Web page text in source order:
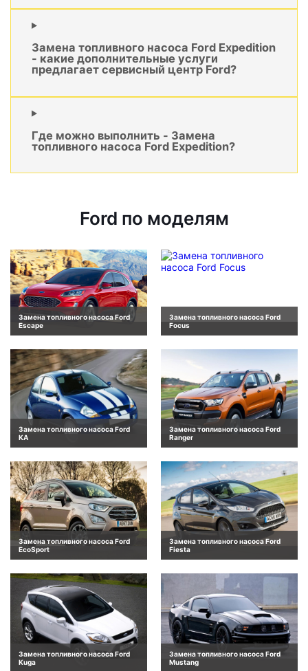
Замена топливного насоса Ford Expedition
- какие дополнительные услуги
предлагает сервисный центр Ford?
Где можно выполнить - Замена
топливного насоса Ford Expedition?
Ford по моделям
Замена топливного насоса Ford
Escape
Замена топливного насоса Ford
Focus
Замена топливного насоса Ford
KA
Замена топливного насоса Ford
Ranger
Замена топливного насоса Ford
EcoSport
Замена топливного насоса Ford
Fiesta
Замена топливного насоса Ford
Kuga
Замена топливного насоса Ford
Mustang